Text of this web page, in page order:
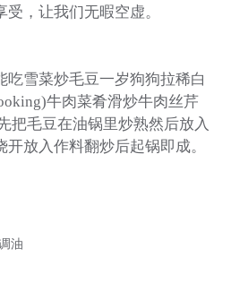
，让我们无暇空虚。
吃雪菜炒毛豆一岁狗狗拉稀白
牛肉菜肴滑炒牛肉丝芹
把毛豆在油锅里炒熟然后放入
放入作料翻炒后起锅即成。
油